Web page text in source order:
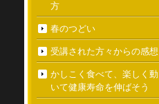
方
春のつどい
受講された方々からの感想
かしこく食べて、楽しく動
いて健康寿命を伸ばそう